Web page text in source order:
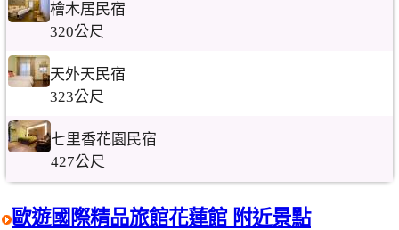
檜木居民宿
320公尺
天外天民宿
323公尺
七里香花園民宿
427公尺
歐遊國際精品旅館花蓮館 附近景點